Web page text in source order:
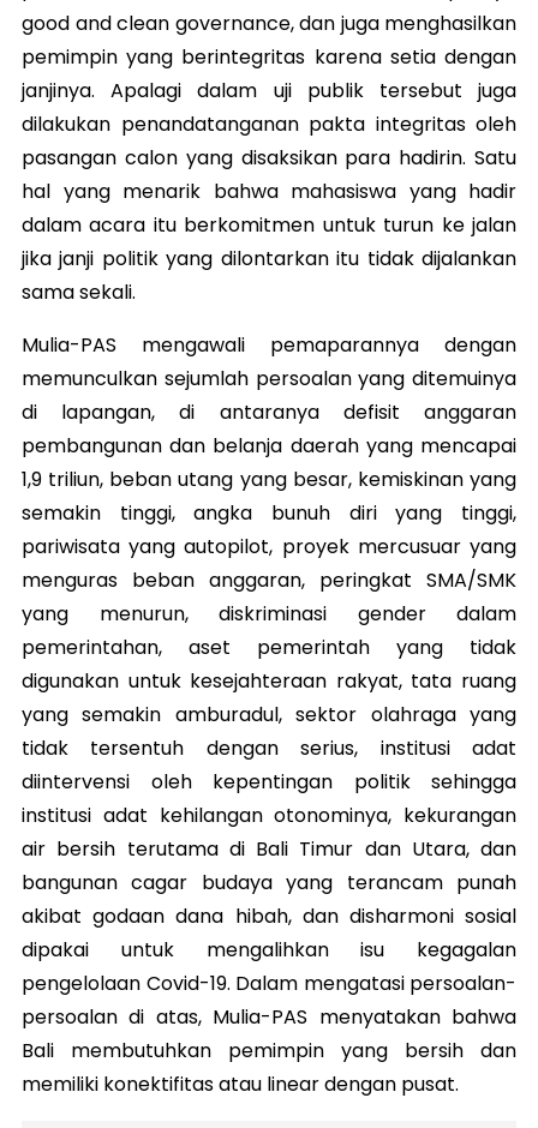
good and clean governance, dan juga menghasilkan
pemimpin yang berintegritas karena setia dengan
janjinya. Apalagi dalam uji publik tersebut juga
dilakukan penandatanganan pakta integritas oleh
pasangan calon yang disaksikan para hadirin. Satu
hal yang menarik bahwa mahasiswa yang hadir
dalam acara itu berkomitmen untuk turun ke jalan
jika janji politik yang dilontarkan itu tidak dijalankan
sama sekali.
Mulia-PAS mengawali pemaparannya dengan
memunculkan sejumlah persoalan yang ditemuinya
di lapangan, di antaranya defisit anggaran
pembangunan dan belanja daerah yang mencapai
1,9 triliun, beban utang yang besar, kemiskinan yang
semakin tinggi, angka bunuh diri yang tinggi,
pariwisata yang autopilot, proyek mercusuar yang
menguras beban anggaran, peringkat SMA/SMK
yang menurun, diskriminasi gender dalam
pemerintahan, aset pemerintah yang tidak
digunakan untuk kesejahteraan rakyat, tata ruang
yang semakin amburadul, sektor olahraga yang
tidak tersentuh dengan serius, institusi adat
diintervensi oleh kepentingan politik sehingga
institusi adat kehilangan otonominya, kekurangan
air bersih terutama di Bali Timur dan Utara, dan
bangunan cagar budaya yang terancam punah
akibat godaan dana hibah, dan disharmoni sosial
dipakai untuk mengalihkan isu kegagalan
pengelolaan Covid-19. Dalam mengatasi persoalan-
persoalan di atas, Mulia-PAS menyatakan bahwa
Bali membutuhkan pemimpin yang bersih dan
memiliki konektifitas atau linear dengan pusat.